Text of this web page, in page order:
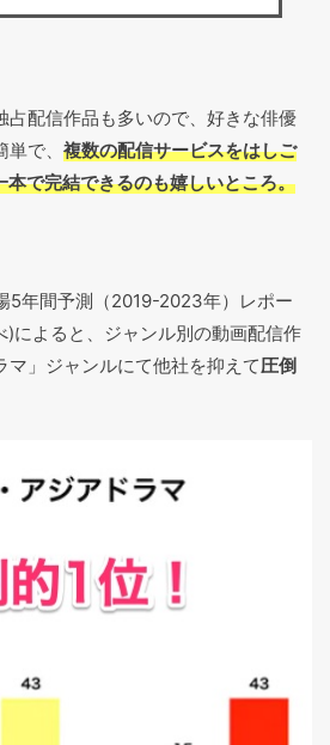
占配信作品も多いので、好きな俳優
で、 複数の配信サービスをはしご
で完結できるのも嬉しいところ。
5年間予測（2019-2023年）レポー
)によると、ジャンル別の動画配信作
マ」ジャンルにて他社を抑えて圧倒